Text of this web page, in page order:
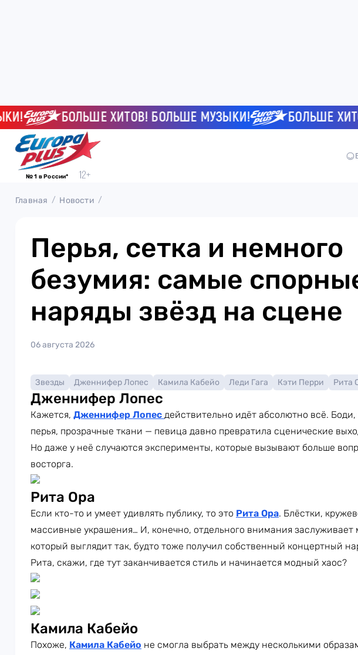
БОЛЬШЕ ХИТОВ! БОЛЬШЕ МУЗЫКИ! БОЛЬШЕ
№ 1 в России*
Главная Новости
Перья, сетка и немного
безумия: самые
наряды звёзд на сцене
06 августа 2026
Звезды Дженнифер Лопес Камила Кабейо Леди Гага Кэти Перри Рита
Дженнифер Лопес
Кажется, Дженнифер Лопес действительно идёт абсолютно всё. Боди,
перья, прозрачные ткани — певица давно превратила сценические
Но даже у неё случаются эксперименты, которые вызывают больше
восторга.
Рита Ора
Если кто-то и умеет удивлять публику, то это Рита Ора. Блёстки,
массивные украшения… И, конечно, отдельного внимания заслуживает
который выглядит так, будто тоже получил собственный концертный
Рита, скажи, где тут заканчивается стиль и начинается модный хаос?
Камила Кабейо
Похоже, Камила Кабейо не смогла выбрать между несколькими